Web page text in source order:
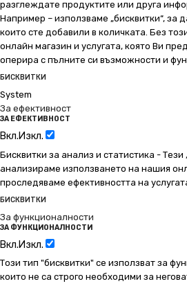
разглеждате продуктите или друга
Например – използваме „бисквитки“, за
които сте добавили в количката. Без
онлайн магазин и услугата, която Ви
оперира с пълните си възможности и
БИСКВИТКИ
System
За ефективност
ЗА ЕФЕКТИВНОСТ
Вкл.Изкл.
Бисквитки за анализ и статистика - Тези
анализираме използването на нашия
проследяваме ефективността на
БИСКВИТКИ
За функционалности
ЗА ФУНКЦИОНАЛНОСТИ
Вкл.Изкл.
Този тип "бисквитки" се използват за
които не са строго необходими за